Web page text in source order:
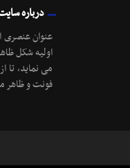
درباره
عنوان عنصری
اولیه شکل
می نماید، تا
فونت و ظاهر